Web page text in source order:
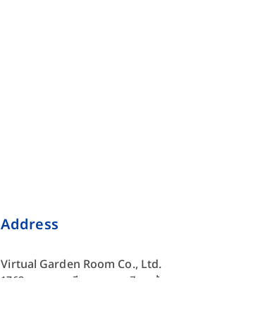
Address
Virtual Garden Room Co., Ltd.
1768 ถนนเพชรบุรี แขวงบางกะปิ เขตห้วยขวาง กรุงเทพมหานคร